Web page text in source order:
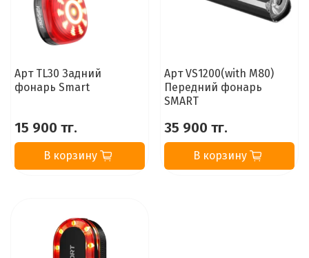
Арт TL30 Задний
фонарь Smart
15 900 тг.
В корзину
Арт VS1200(with M80)
Передний фонарь
SMART
35 900 тг.
В корзину